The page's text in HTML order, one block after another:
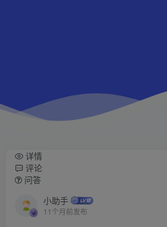
详情
评论
问答
小助手
11个月前发布